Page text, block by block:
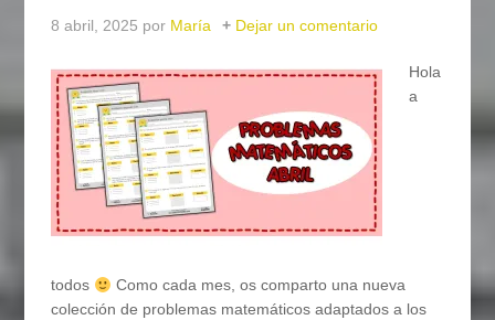
8 abril, 2025 por María Dejar un comentario
Hola
a
todos
Como cada mes, os comparto una nueva
colección de problemas matemáticos adaptados a los